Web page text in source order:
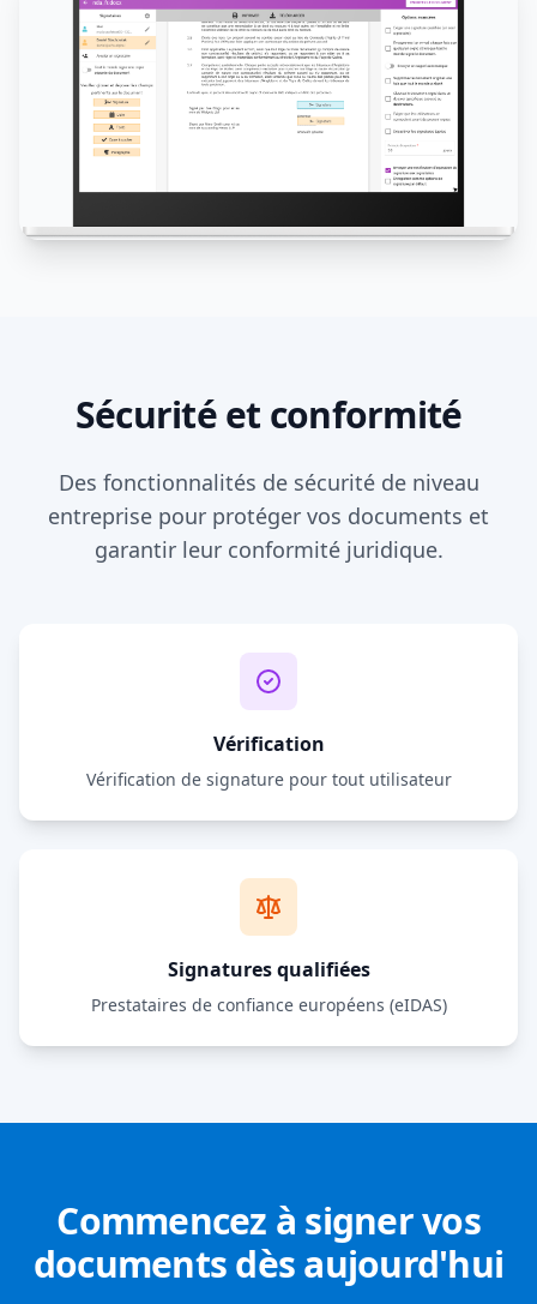
Sécurité et conformité
Des fonctionnalités de sécurité de niveau
entreprise pour protéger vos documents et
garantir leur conformité juridique.
Vérification
Vérification de signature pour tout utilisateur
Signatures qualifiées
Prestataires de confiance européens (eIDAS)
Commencez à signer vos
documents dès aujourd'hui